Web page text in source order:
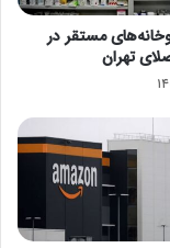
مستقر در
تهران